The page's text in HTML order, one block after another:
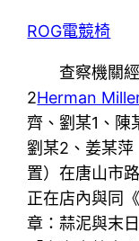
ROG電競椅
查察機關
2Herman
齊、劉某1、陳
劉某2、姜某萍
置）在唐山市
正在店內與同
章：蒜泥與末